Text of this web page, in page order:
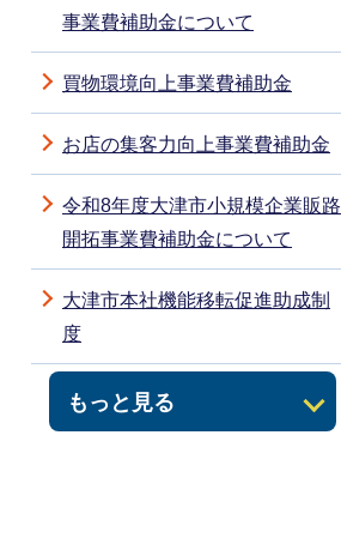
事業費補助金について
買物環境向上事業費補助金
お店の集客力向上事業費補助金
もっと見る
令和8年度大津市小規模企業販路
開拓事業費補助金について
大津市本社機能移転促進助成制
度